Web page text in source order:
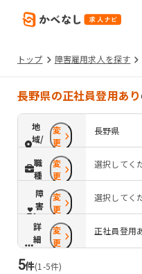
トップ 障害雇用求人を探す
長野県の正社員登用あり
地
域/
路
線
変
更
長野県
職
種
変
更
選択してく
障
害
配
慮
変
更
選択してく
詳
細
条
件
変
更
正社員登用
5件(1 -5件)